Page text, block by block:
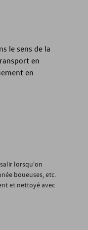
le sens de la
en
en
lorsqu'on
boueuses, etc.
et nettoyé avec